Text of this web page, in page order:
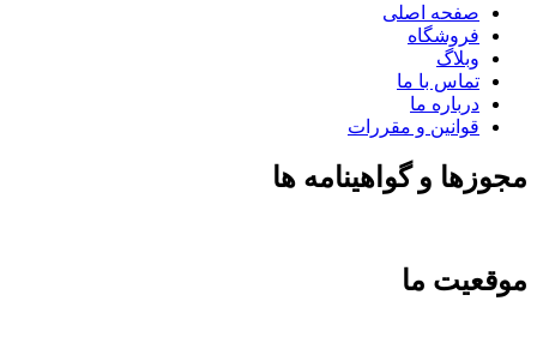
صفحه اصلی
فروشگاه
وبلاگ
تماس با ما
درباره ما
قوانین و مقررات
مجوزها و گواهینامه ها
موقعیت ما